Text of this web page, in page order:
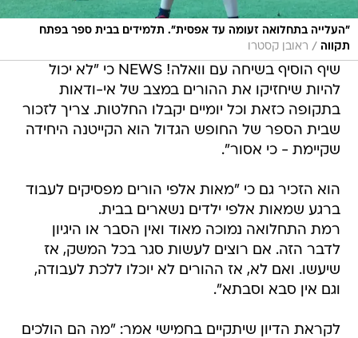
"העלייה בתחלואה זעומה עד אפסית". תלמידים בבית ספר בפתח
תקווה / ראובן קסטרו
שיף הוסיף בשיחה עם וואלה! NEWS כי "לא יכול
להיות שיחזיקו את ההורים במצב של אי-ודאות
בתקופה כזאת וכל יומיים יקבלו החלטות. צריך לזכור
שבית הספר של החופש הגדול הוא הקייטנה היחידה
שקיימת - כי אסור".
הוא הזכיר גם כי "מאות אלפי הורים מפסיקים לעבוד
ברגע שמאות אלפי ילדים נשארים בבית.
רמת התחלואה נמוכה מאוד ואין הסבר או היגיון
לדבר הזה. אם רוצים לעשות סגר בכל המשק, אז
שיעשו. ואם לא, אז ההורים לא יוכלו ללכת לעבודה,
וגם אין סבא וסבתא".
לקראת הדיון שיתקיים בחמישי אמר: "מה הם הולכים